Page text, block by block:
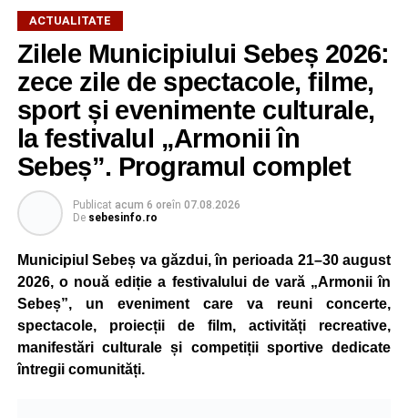
În urma impactului, bărbatul a fost proiectat în două
autoturisme parcate regulamentar pe marginea drumului.
Victima a suferit leziuni și a fost transportată la spital
pentru investigații și îngrijiri medicale.
Atât conducătorul auto, cât și biciclistul au fost testați cu
aparatul etilotest, rezultatele fiind negative.
Polițiștii au deschis un dosar penal și continuă cercetările
pentru vătămare corporală din culpă, urmând să
stabilească toate împrejurările în care s-a produs
accidentul.
Adaugă-ne ca sursă preferată
ACTUALITATE
Zilele Municipiului Sebeș 2026:
zece zile de spectacole, filme,
sport și evenimente culturale,
la festivalul „Armonii în
Sebeș”. Programul complet
Publicat acum 6 oreîn 07.08.2026
De sebesinfo.ro
Municipiul Sebeș va găzdui, în perioada 21–30 august
2026, o nouă ediție a festivalului de vară „Armonii în
Sebeș”, un eveniment care va reuni concerte,
spectacole, proiecții de film, activități recreative,
manifestări culturale și competiții sportive dedicate
întregii comunități.